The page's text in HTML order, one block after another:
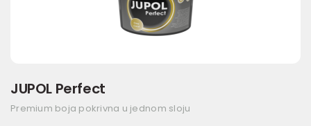
JUPOL Perfect
Premium boja pokrivna u jednom sloju